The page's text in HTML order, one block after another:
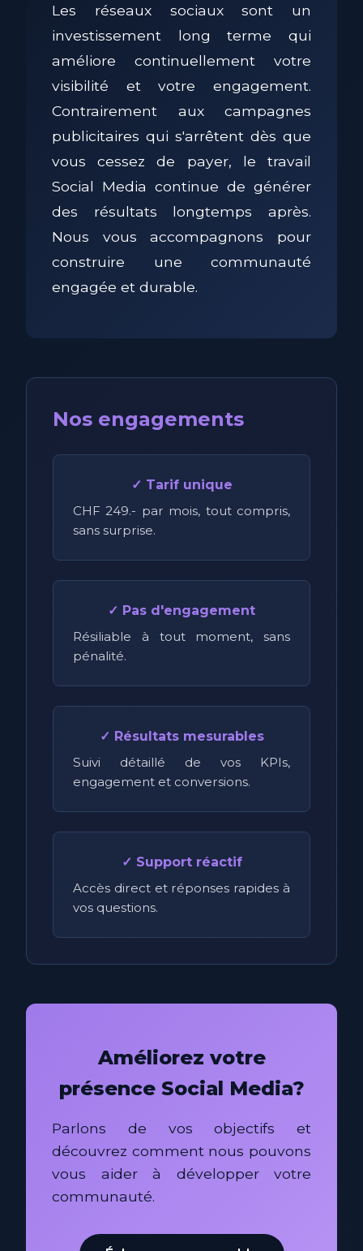
Les réseaux sociaux sont un
investissement long terme qui
améliore continuellement votre
visibilité et votre engagement.
Contrairement aux campagnes
publicitaires qui s'arrêtent dès que
vous cessez de payer, le travail
Social Media continue de générer
des résultats longtemps après.
Nous vous accompagnons pour
construire une communauté
engagée et durable.
Nos engagements
✓ Tarif unique
CHF 249.- par mois, tout compris,
sans surprise.
✓ Pas d'engagement
Résiliable à tout moment, sans
pénalité.
✓ Résultats mesurables
Suivi détaillé de vos KPIs,
engagement et conversions.
✓ Support réactif
Accès direct et réponses rapides à
vos questions.
Améliorez votre
présence Social Media?
Parlons de vos objectifs et
découvrez comment nous pouvons
vous aider à développer votre
communauté.